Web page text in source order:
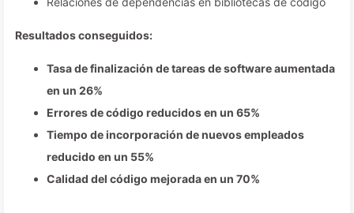
Resultados conseguidos:
Tasa de finalización de tareas de software aumentada
en un 26%
Errores de código reducidos en un 65%
Tiempo de incorporación de nuevos empleados
reducido en un 55%
Calidad del código mejorada en un 70%